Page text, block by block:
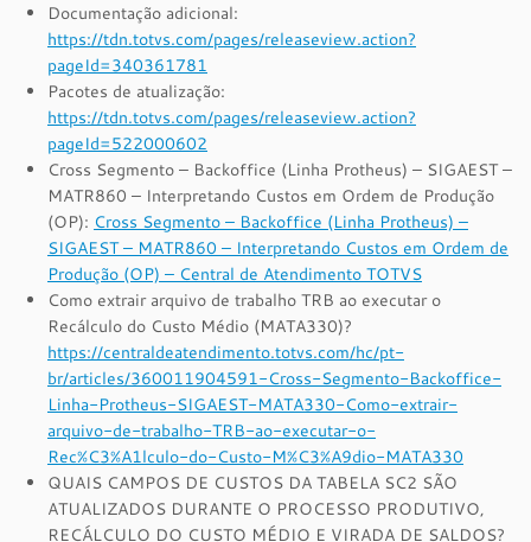
Documentação adicional:
https://tdn.totvs.com/pages/releaseview.action?
pageId=340361781
Pacotes de atualização:
https://tdn.totvs.com/pages/releaseview.action?
pageId=522000602
Cross Segmento – Backoffice (Linha Protheus) – SIGAEST –
MATR860 – Interpretando Custos em Ordem de Produção
(OP): Cross Segmento – Backoffice (Linha Protheus) –
SIGAEST – MATR860 – Interpretando Custos em Ordem de
Produção (OP) – Central de Atendimento TOTVS
Como extrair arquivo de trabalho TRB ao executar o
Recálculo do Custo Médio (MATA330)?
https://centraldeatendimento.totvs.com/hc/pt-
br/articles/360011904591-Cross-Segmento-Backoffice-
Linha-Protheus-SIGAEST-MATA330-Como-extrair-
arquivo-de-trabalho-TRB-ao-executar-o-
Rec%C3%A1lculo-do-Custo-M%C3%A9dio-MATA330
QUAIS CAMPOS DE CUSTOS DA TABELA SC2 SÃO
ATUALIZADOS DURANTE O PROCESSO PRODUTIVO,
RECÁLCULO DO CUSTO MÉDIO E VIRADA DE SALDOS?